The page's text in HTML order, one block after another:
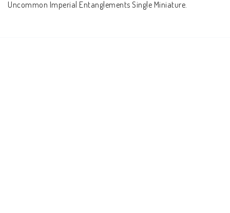
Uncommon Imperial Entanglements Single Miniature.